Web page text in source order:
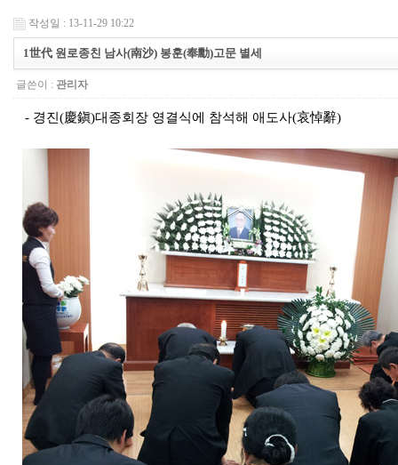
작성일 : 13-11-29 10:22
1世代 원로종친 남사(南沙) 봉훈(奉勳)고문 별세
글쓴이 : 관리자
- 경진(慶鎭)대종회장 영결식에 참석해 애도사(哀悼辭)